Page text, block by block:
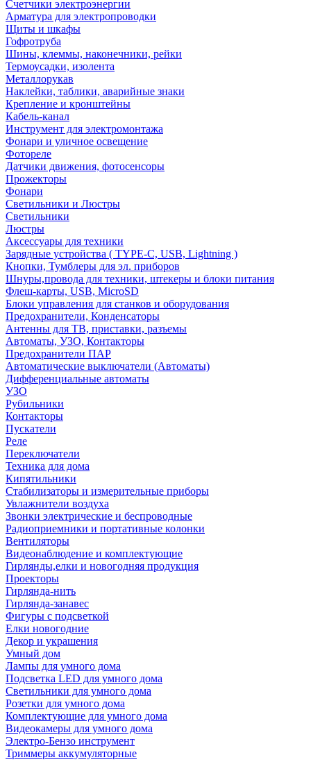
Счетчики электроэнергии
Арматура для электропроводки
Щиты и шкафы
Гофротруба
Шины, клеммы, наконечники, рейки
Термоусадки, изолента
Металлорукав
Наклейки, таблики, аварийные знаки
Крепление и кронштейны
Кабель-канал
Инструмент для электромонтажа
Фонари и уличное освещение
Фотореле
Датчики движения, фотосенсоры
Прожекторы
Фонари
Светильники и Люстры
Светильники
Люстры
Аксессуары для техники
Зарядные устройства ( TYPE-C, USB, Lightning )
Кнопки, Тумблеры для эл. приборов
Шнуры,провода для техники, штекеры и блоки питания
Флеш-карты, USB, MicroSD
Блоки управления для станков и оборудования
Предохранители, Конденсаторы
Антенны для ТВ, приставки, разъемы
Автоматы, УЗО, Контакторы
Предохранители ПАР
Автоматические выключатели (Автоматы)
Дифференциальные автоматы
УЗО
Рубильники
Контакторы
Пускатели
Реле
Переключатели
Техника для дома
Кипятильники
Стабилизаторы и измерительные приборы
Увлажнители воздуха
Звонки электрические и беспроводные
Радиоприемники и портативные колонки
Вентиляторы
Видеонаблюдение и комплектующие
Гирлянды,елки и новогодняя продукция
Проекторы
Гирлянда-нить
Гирлянда-занавес
Фигуры с подсветкой
Елки новогодние
Декор и украшения
Умный дом
Лампы для умного дома
Подсветка LED для умного дома
Светильники для умного дома
Розетки для умного дома
Комплектующие для умного дома
Видеокамеры для умного дома
Электро-Бензо инструмент
Триммеры аккумуляторные